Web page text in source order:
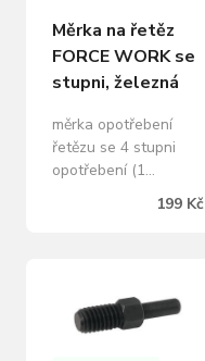
Měrka na řetěz
FORCE WORK se
stupni, železná
měrka opotřebení
řetězu se 4 stupni
opotřebení (1
stupeň=25%) délka:
143 mm tloušťka: 1,5
republice
199 Kč